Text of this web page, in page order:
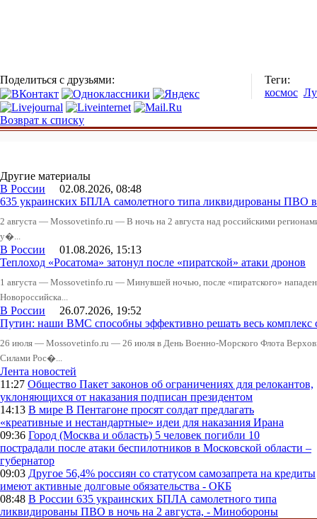
Поделиться с друзьями:
Теги:
космос
Возврат к списку
Другие материалы
В России 02.08.2026, 08:48
635 украинских БПЛА самолетного типа ликвидированы ПВО
2 августа — Mossovetinfo.ru — В ночь на 2 августа над российскими
у�...
В России 01.08.2026, 15:13
Теплоход «Росатома» затонул после «пиратской» атаки дронов
1 августа — Mossovetinfo.ru — Минувшей ночью, после «пиратского»
Новороссийска...
В России 26.07.2026, 19:52
Путин: наши ВМС способны эффективно решать весь комплекс
26 июля — Mossovetinfo.ru — 26 июля в День Военно-Морского Флота
Силами Рос�...
Лента новостей
11:27 Общество Пакет законов об ограничениях для релокантов,
уклоняющихся от наказания подписан президентом
14:13 В мире В Пентагоне просят солдат предлагать
«креативные и нестандартные» идеи для наказания Ирана
09:36 Город (Москва и область) 5 человек погибли 10
пострадали после атаки беспилотников в Московской области –
губернатор
09:03 Другое 56,4% россиян со статусом самозапрета на кредиты
имеют активные долговые обязательства - ОКБ
08:48 В России 635 украинских БПЛА самолетного типа
ликвидированы ПВО в ночь на 2 августа, - Минобороны